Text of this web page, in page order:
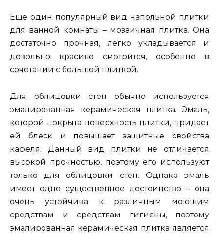
Еще один популярный вид напольной плитки
для ванной комнаты – мозаичная плитка. Она
достаточно прочная, легко укладывается и
довольно красиво смотрится, особенно в
сочетании с большой плиткой.
Для облицовки стен обычно используется
эмалированная керамическая плитка. Эмаль,
которой покрыта поверхность плитки, придает
ей блеск и повышает защитные свойства
кафеля. Данный вид плитки не отличается
высокой прочностью, поэтому его используют
только для облицовки стен. Однако эмаль
имеет одно существенное достоинство – она
очень устойчива к различным моющим
средствам и средствам гигиены, поэтому
эмалированная керамическая плитка является